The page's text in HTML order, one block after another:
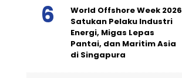
World Offshore Week 2026
Satukan Pelaku Industri
Energi, Migas Lepas
Pantai, dan Maritim Asia
di Singapura